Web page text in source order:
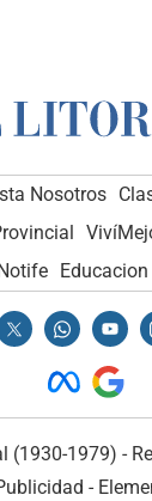
Nosotros
Educacion
(1930-1979) -
-